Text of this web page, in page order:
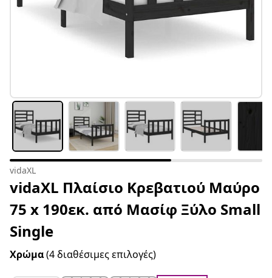
vidaXL
vidaXL Πλαίσιο Κρεβατιού Μαύρο
75 x 190εκ. από Μασίφ Ξύλο Small
Single
Χρώμα(4 διαθέσιμες επιλογές)